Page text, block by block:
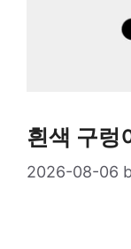
흰색 구렁
2026-08-06